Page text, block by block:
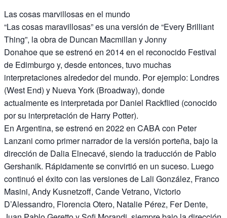
Las cosas marvillosas en el mundo
“Las cosas maravillosas” es una versión de “Every Brilliant
Thing”, la obra de Duncan Macmillan y Jonny
Donahoe que se estrenó en 2014 en el reconocido Festival
de Edimburgo y, desde entonces, tuvo muchas
interpretaciones alrededor del mundo. Por ejemplo: Londres
(West End) y Nueva York (Broadway), donde
actualmente es interpretada por Daniel Rackflied (conocido
por su interpretación de Harry Potter).
En Argentina, se estrenó en 2022 en CABA con Peter
Lanzani como primer narrador de la versión porteña, bajo la
dirección de Dalia Elnecavé, siendo la traducción de Pablo
Gershanik. Rápidamente se convirtió en un suceso. Luego
continuó el éxito con las versiones de Lali González, Franco
Masini, Andy Kusnetzoff, Cande Vetrano, Victorio
D’Alessandro, Florencia Otero, Natalie Pérez, Fer Dente,